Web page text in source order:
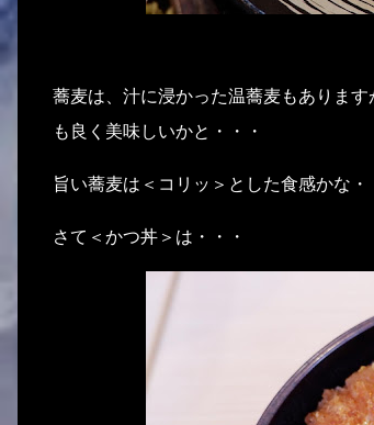
蕎麦は、汁に浸かった温蕎麦もありま
も良く美味しいかと・・・
旨い蕎麦は＜コリッ＞とした食感かな・
さて＜かつ丼＞は・・・